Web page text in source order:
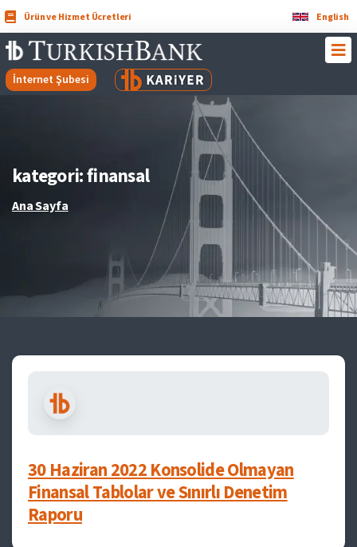
English
Ürün ve Hizmet Ücretleri
İnternet Şubesi
kategori:finansal
Ana Sayfa
30 Haziran 2022 Konsolide Olmayan
Finansal Tablolar ve Sınırlı Denetim
Raporu